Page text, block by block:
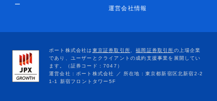
ー
運営会社情報